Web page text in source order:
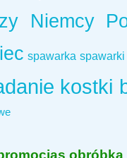
Niemcy
spawarka spawarki
kostki
obróbka